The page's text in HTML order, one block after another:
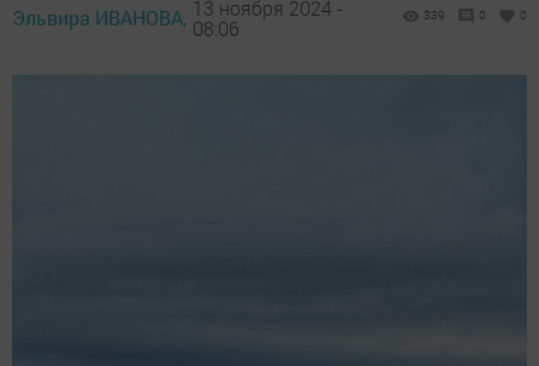
Эльвира ИВАНОВА, 13 ноября 2024 -
08:06
339 0 0